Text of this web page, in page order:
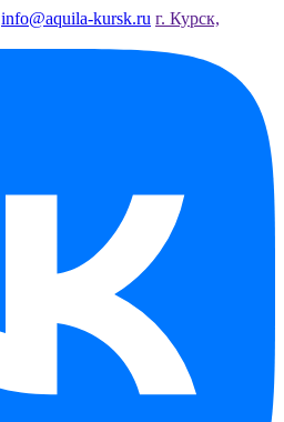
info@aquila-kursk.ru г. Курск,